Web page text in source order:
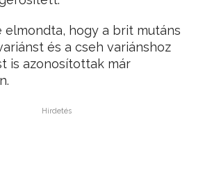
elmondta, hogy a brit mutáns
és a cseh variánshoz
is azonosítottak már
Hirdetés